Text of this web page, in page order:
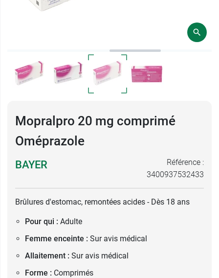
Mopralpro 20 mg comprimé
Oméprazole
BAYER
Référence :
3400937532433
Brûlures d'estomac, remontées acides - Dès 18 ans
Pour qui : Adulte
Femme enceinte : Sur avis médical
Allaitement : Sur avis médical
Forme : Comprimés